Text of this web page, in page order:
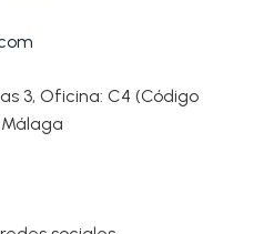
3, Oficina: C4 (Código
Málaga